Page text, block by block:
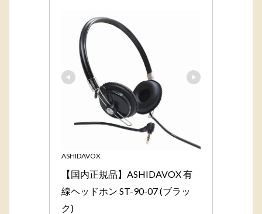
ASHIDAVOX
【国内正規品】ASHIDAVOX 有
線ヘッドホン ST-90-07 (ブラッ
ク)